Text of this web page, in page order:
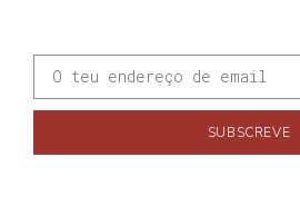
SUBSCREVE